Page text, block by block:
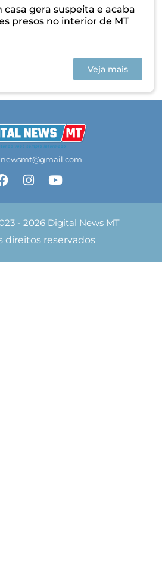
gera suspeita e acaba
presos no interior de MT
Veja mais
- 2026 Digital News MT
direitos reservados